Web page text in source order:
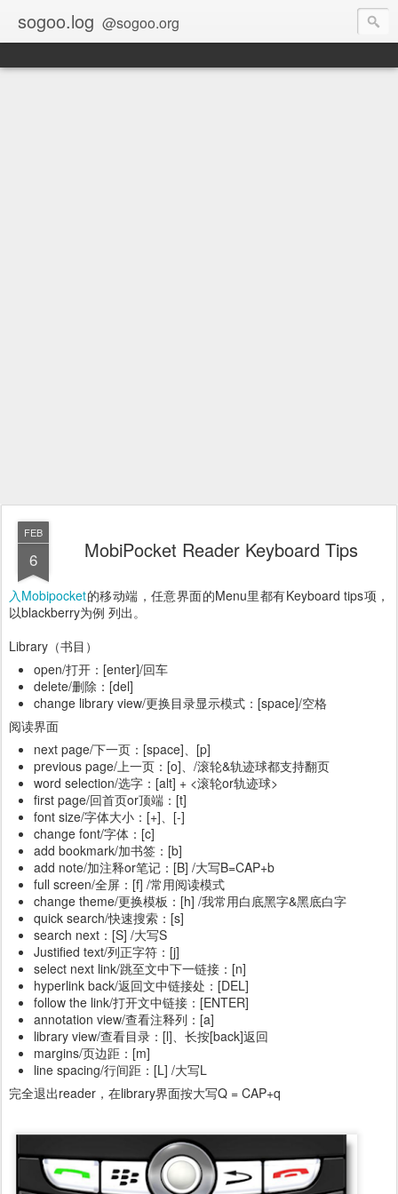
sogoo.log @sogoo.org
FEB
6 MobiPocket Reader Keyboard Tips
入Mobipocket的移动端，任意界面的Menu里都有Keyboard tips项，
以blackberry为例 列出。
Library（书目）
open/打开：[enter]/回车
delete/删除：[del]
change library view/更换目录显示模式：[space]/空格
阅读界面
next page/下一页：[space]、[p]
previous page/上一页：[o]、/滚轮&轨迹球都支持翻页
word selection/选字：[alt] + <滚轮or轨迹球>
first page/回首页or顶端：[t]
font size/字体大小：[+]、[-]
change font/字体：[c]
add bookmark/加书签：[b]
add note/加注释or笔记：[B] /大写B=CAP+b
full screen/全屏：[f] /常用阅读模式
change theme/更换模板：[h] /我常用白底黑字&黑底白字
quick search/快速搜索：[s]
search next：[S] /大写S
Justified text/列正字符：[j]
select next link/跳至文中下一链接：[n]
hyperlink back/返回文中链接处：[DEL]
follow the link/打开文中链接：[ENTER]
annotation view/查看注释列：[a]
library view/查看目录：[l]、长按[back]返回
margins/页边距：[m]
line spacing/行间距：[L] /大写L
完全退出reader，在library界面按大写Q = CAP+q